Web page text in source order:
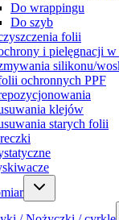
Do wrappingu
Do szyb
folii
i pielęgnacji w
silikonu/
ochronnych PPF
klejów
starych folii